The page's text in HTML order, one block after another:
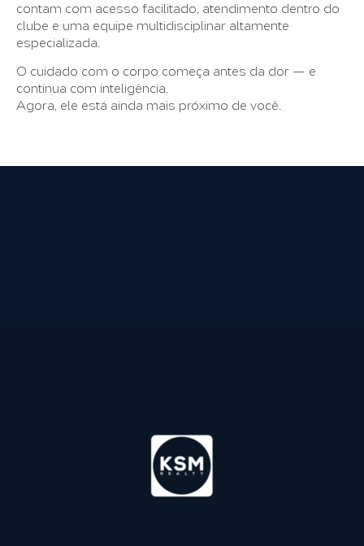
contam com acesso facilitado, atendimento dentro do
clube e uma equipe multidisciplinar altamente
especializada.
O cuidado com o corpo começa antes da dor — e
continua com inteligência.
Agora, ele está ainda mais próximo de você.